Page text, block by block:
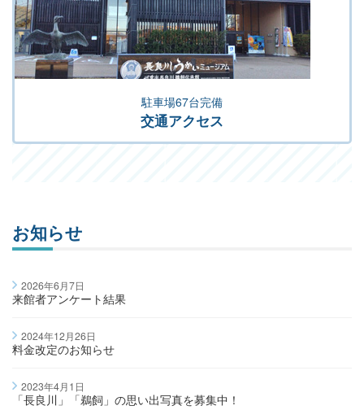
駐車場67台完備
交通アクセス
お知らせ
来館者アンケート結果
2026年6月7日
料金改定のお知らせ
2024年12月26日
「長良川」「鵜飼」の思い出写真を募集中！
2023年4月1日